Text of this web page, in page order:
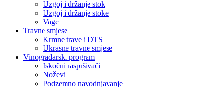
Uzgoj i držanje stok
Uzgoj i držanje stoke
Vage
Travne smjese
Krmne trave i DTS
Ukrasne travne smjese
Vinogradarski program
Iskočni raspršivači
Noževi
Podzemno navodnjavanje